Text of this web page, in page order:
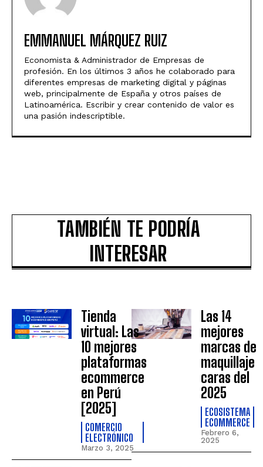
EMMANUEL MÁRQUEZ RUIZ
Economista & Administrador de Empresas de
profesión. En los últimos 3 años he colaborado para
diferentes empresas de marketing digital y páginas
web, principalmente de España y otros países de
Latinoamérica. Escribir y crear contenido de valor es
una pasión indescriptible.
TAMBIÉN TE PODRÍA
INTERESAR
Tienda
virtual: Las
10 mejores
plataformas
ecommerce
en Perú
[2025]
COMERCIO
ELECTRÓNICO
Marzo 3, 2025
Las 14
mejores
marcas de
maquillaje
caras del
2025
ECOSISTEMA
ECOMMERCE
Febrero 6,
2025